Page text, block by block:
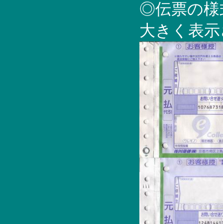
◎伝票の様
大きく表